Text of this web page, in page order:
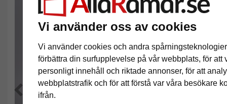
Vi använder oss av cookies
Vi använder cookies och andra
förbättra din surfupplevelse på vår webbplats, för att
personligt innehåll och riktade annonser, för att
webbplatstrafik och för att förstå var våra besökare
ifrån.
Tillbaka